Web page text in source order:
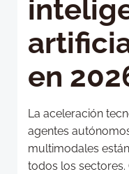
en
La aceleración
agentes
multimodales
todos los sectores.